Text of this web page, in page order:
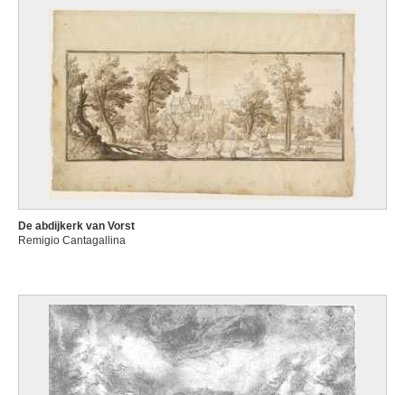
De abdijkerk van Vorst
Remigio Cantagallina